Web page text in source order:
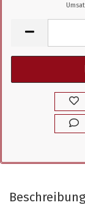
Beschreibung